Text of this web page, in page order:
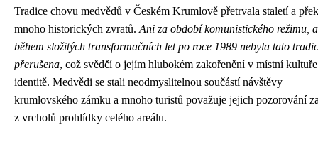
Tradice chovu medvědů v Českém Krumlově přetrvala staletí a
mnoho historických zvratů. Ani za období komunistického režimu,
během složitých transformačních let po roce 1989 nebyla tato
přerušena, což svědčí o jejím hlubokém zakořenění v místní
identitě. Medvědi se stali neodmyslitelnou součástí návštěvy
krumlovského zámku a mnoho turistů považuje jejich pozorování
z vrcholů prohlídky celého areálu.